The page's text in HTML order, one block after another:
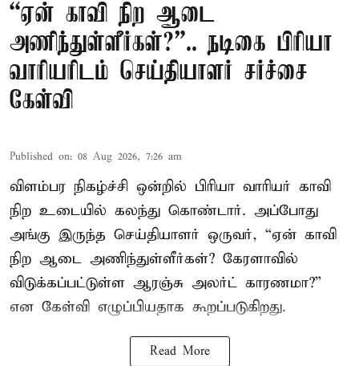
“ஏன் காவி நிற ஆடை
அணிந்துள்ளீர்கள்?”.. நடிகை பிரியா
வாரியரிடம் செய்தியாளர் சர்ச்சை
கேள்வி
Published on: 08 Aug 2026, 7:26 am
விளம்பர நிகழ்ச்சி ஒன்றில் பிரியா வாரியர் காவி
நிற உடையில் கலந்து கொண்டார். அப்போது
அங்கு இருந்த செய்தியாளர் ஒருவர், “ஏன் காவி
நிற ஆடை அணிந்துள்ளீர்கள்? கேரளாவில்
விடுக்கப்பட்டுள்ள ஆரஞ்சு அலர்ட் காரணமா?”
என கேள்வி எழுப்பியதாக கூறப்படுகிறது.
Read More